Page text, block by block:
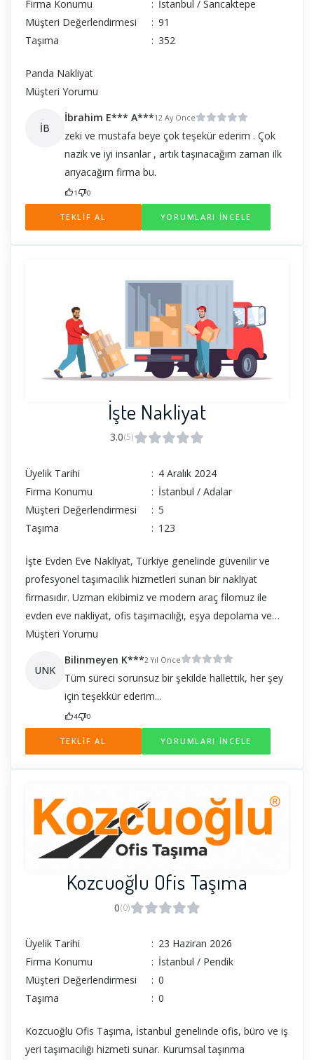
Firma Konumu
: İstanbul / Sancaktepe
Müşteri Değerlendirmesi
: 91
Taşıma
: 352
Panda Nakliyat
Müşteri Yorumu
İB
İbrahim E*** A***12 Ay Önce
zeki ve mustafa beye çok teşekür ederim . Çok
nazik ve iyi insanlar , artık taşınacağım zaman ilk
arıyacağım firma bu.
1 0
TEKLİF AL YORUMLARI İNCELE
İşte Nakliyat
3.0(5)
Üyelik Tarihi : 4 Aralık 2024
Firma Konumu
: İstanbul / Adalar
Müşteri Değerlendirmesi
: 5
Taşıma
: 123
İşte Evden Eve Nakliyat, Türkiye genelinde güvenilir ve
profesyonel taşımacılık hizmetleri sunan bir nakliyat
firmasıdır. Uzman ekibimiz ve modern araç filomuz ile
evden eve nakliyat, ofis taşımacılığı, eşya depolama ve
sigortalı taşımacılık gibi hizmetlerimizi, müşteri
memnuniyeti odaklı bir anlayışla sunuyoruz. İstanbul başta
olmak üzere tüm Türkiye’de hizmet vererek, taşınma
sürecinizi stressiz ve sorunsuz hale getiriyoruz. Asansörlü
taşımacılık ve parça eşya taşıma gibi özel çözümlerimizle,
her türlü nakliyat ihtiyacınıza profesyonel çözümler
sunuyoruz. işte Evden Eve Nakliyat ile eşyalarınız güvence
Müşteri Yorumu
UNK
Bilinmeyen K***2 Yıl Önce
Tüm süreci sorunsuz bir şekilde hallettik, her şey
için teşekkür ederim...
4 0
TEKLİF AL YORUMLARI İNCELE
Kozcuoğlu Ofis Taşıma
0(0)
Üyelik Tarihi : 23 Haziran 2026
Firma Konumu
: İstanbul / Pendik
Müşteri Değerlendirmesi
: 0
Taşıma
: 0
Kozcuoğlu Ofis Taşıma, İstanbul genelinde ofis, büro ve iş
yeri taşımacılığı hizmeti sunar. Kurumsal taşınma